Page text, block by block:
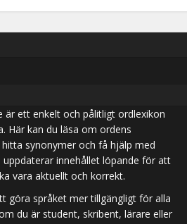
är ett enkelt och pålitligt ordlexikon
Här kan du läsa om ordens
synonymer och få hjälp med
uppdaterar innehållet löpande för att
vara aktuellt och korrekt.
göra språket mer tillgängligt för alla
du är student, skribent, lärare eller